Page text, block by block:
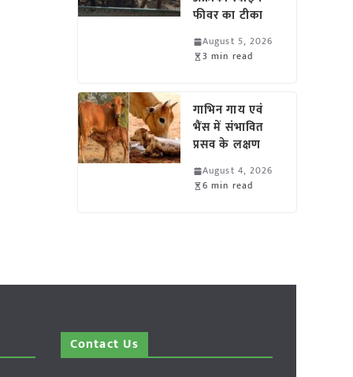
फीवर का टीका
August 5, 2026
3 min read
गाभिन गाय एवं
भैंस में संभावित
प्रसव के लक्षण
August 4, 2026
6 min read
Contact Us